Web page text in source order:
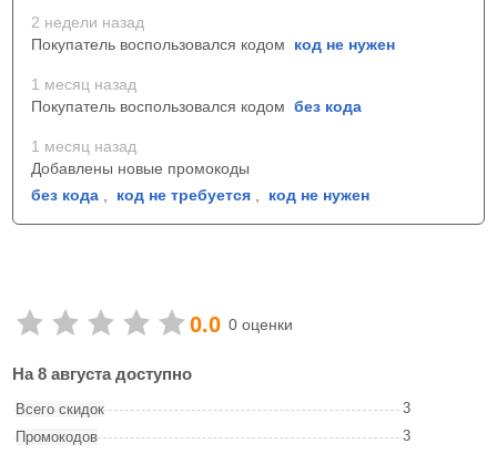
2 недели назад
Покупатель воспользовался кодом код не нужен
1 месяц назад
Покупатель воспользовался кодом без кода
1 месяц назад
Добавлены новые промокоды
без кода
код не требуется код не нужен
0.0 0 оценки
На 8 августа доступно
Всего скидок
3
Промокодов
3